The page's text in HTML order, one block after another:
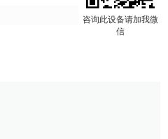
咨询此设备请加我微
信